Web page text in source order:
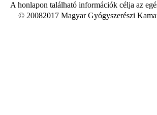
A honlapon található információk célja az
© 20082017 Magyar Gyógyszerészi